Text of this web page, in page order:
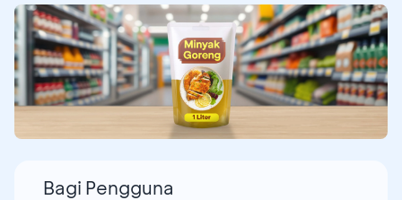
Bagi Pengguna